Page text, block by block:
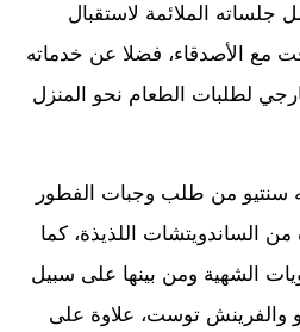
جلساته الملائمة لاستقبال
مع الأصدقاء، فضلا عن خدماته
لطلبات الطعام نحو المنزل
سنتيو من طلب وجبات الفطور
من الساندويتشات اللذيذة، كما
الشهية ومن بينها على سبيل
والفرينش توست، علاوة على